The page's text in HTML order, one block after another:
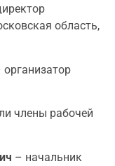
область,
организатор
члены рабочей
– начальник